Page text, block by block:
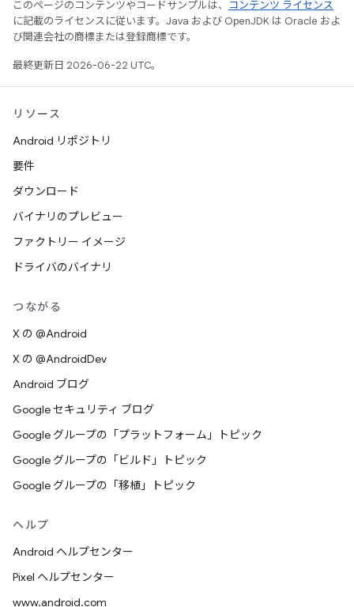
このページのコンテンツやコードサンプルは、
コンテンツ ライセンス
に記載のライセンスに従います。Java および OpenJDK は Oracle およ
び関連会社の商標または登録商標です。
最終更新日 2026-06-22 UTC。
リソース
Android リポジトリ
要件
ダウンロード
バイナリのプレビュー
ファクトリー イメージ
ドライバのバイナリ
つながる
X の @Android
X の @AndroidDev
Android ブログ
Google セキュリティ ブログ
Google グループの「プラットフォーム」トピック
Google グループの「ビルド」トピック
Google グループの「移植」トピック
ヘルプ
Android ヘルプセンター
Pixel ヘルプセンター
www.android.com